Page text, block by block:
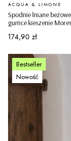
Spodnie lniane
gumce kieszenie
PRODUCENT
ACQUA & LIMONE
Cena
174,90 zł
Bestseller
Nowość